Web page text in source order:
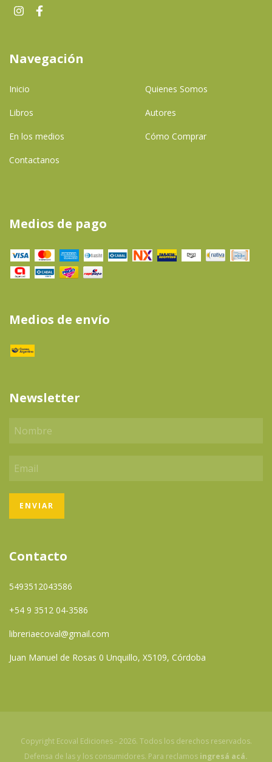
Navegación
Inicio Quienes Somos
Libros Autores
En los medios Cómo Comprar
Contactanos
Medios de pago
Medios de envío
Newsletter
Contacto
5493512043586
+54 9 3512 04-3586
libreriaecoval@gmail.com
Juan Manuel de Rosas 0 Unquillo, X5109, Córdoba
Copyright Ecoval Ediciones - 2026. Todos los derechos reservados.
Defensa de las y los consumidores. Para reclamos ingresá acá.